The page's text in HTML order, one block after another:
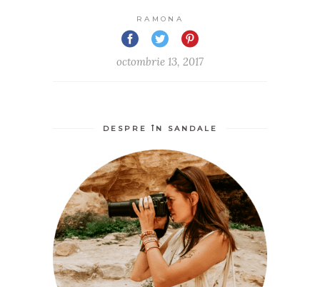
RAMONA
octombrie 13, 2017
DESPRE ÎN SANDALE